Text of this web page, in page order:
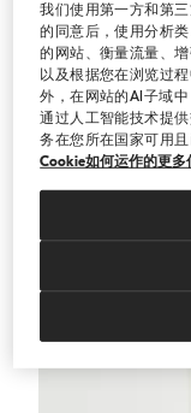
双珠地面料衬衫
双珠地面料衬
¥7,350.00
我们使用第一方和第
的同意后，使用分析
的网站、衡量流量、
以及根据您在浏览过
外，在网站的AI子域
通过人工智能技术提
务在您所在国家可用且
Cookie如何运作的更多